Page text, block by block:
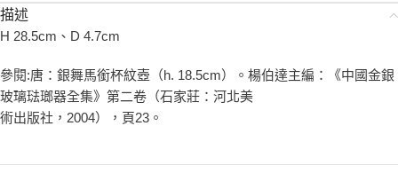
描述
H 28.5cm、D 4.7cm
參閱:唐：銀舞馬銜杯紋壺（h. 18.5cm）。楊伯達主編：《中國金銀
玻璃琺瑯器全集》第二卷（石家莊：河北美
術出版社，2004），頁23。